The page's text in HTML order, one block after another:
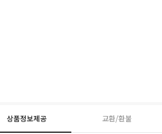
상품정보제공 교환/환불